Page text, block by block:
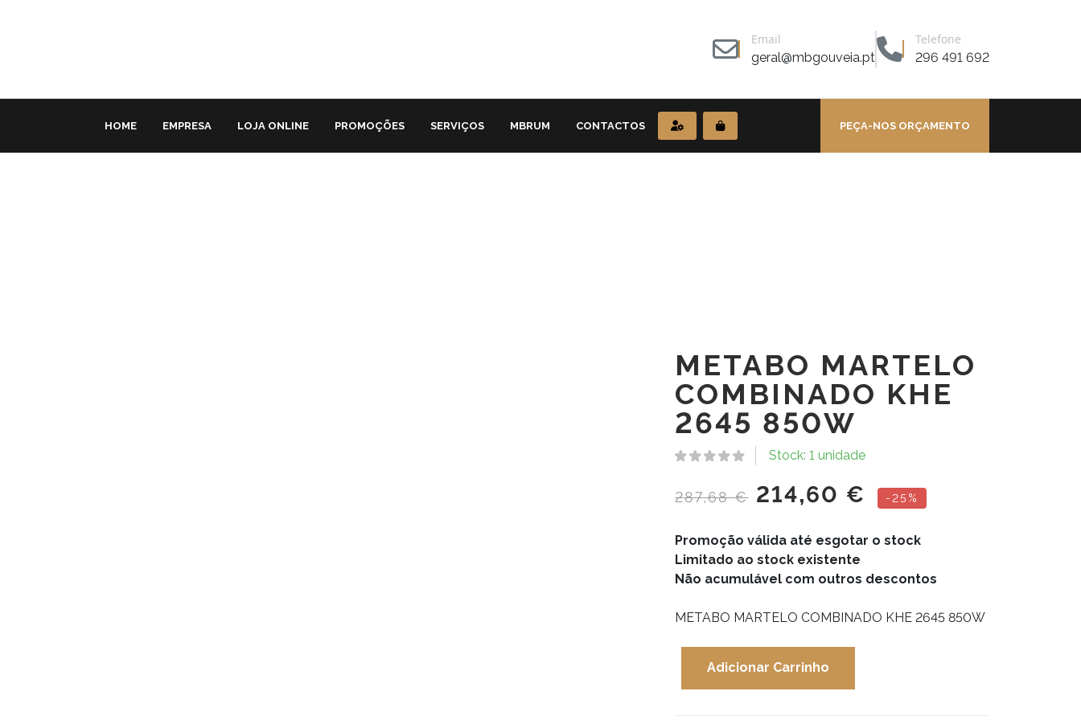
Email
geral@mbgouveia.pt
Telefone
296 491 692
HOME EMPRESA LOJA ONLINE PROMOÇÕES SERVIÇOS MBRUM CONTACTOS PEÇA-NOS ORÇAMENTO
METABO MARTELO
COMBINADO KHE
2645 850W
Stock: 1 unidade
287,68€ 214,60€ -25%
Promoção válida até esgotar o stock
Limitado ao stock existente
Não acumulável com outros descontos
METABO MARTELO COMBINADO KHE 2645 850W
Quantidade
Adicionar Carrinho